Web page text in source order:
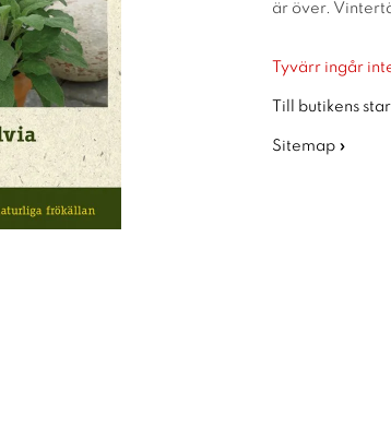
är över.
Tyvärr ingår
Till butikens
Sitemap »